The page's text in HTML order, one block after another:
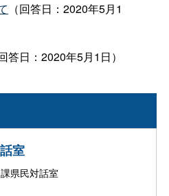
（回答日：2020年5月1
回答日：2020年5月1日）
室
県民対話室